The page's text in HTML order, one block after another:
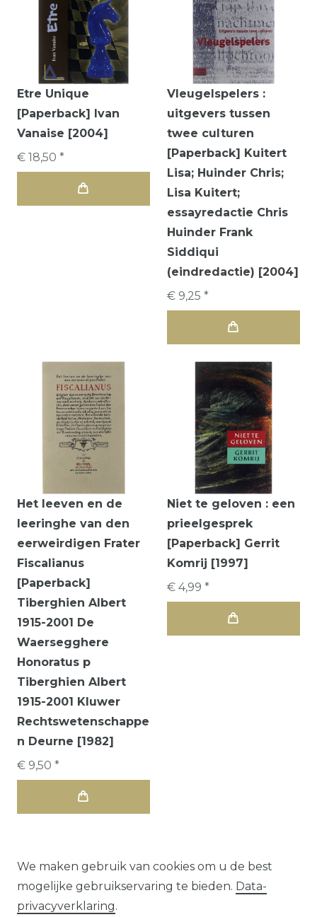
Etre Unique
[Paperback] Ivan
Vanaise [2004]
€ 18,50 *
Vleugelspelers :
uitgevers tussen
twee culturen
[Paperback] Kuitert
Lisa; Huinder Chris;
Lisa Kuitert;
essayredactie Chris
Huinder Frank
Siddiqui
(eindredactie) [2004]
€ 9,25 *
Het leeven en de
leeringhe van den
eerweirdigen Frater
Fiscalianus
[Paperback]
Tiberghien Albert
1915-2001 De
Waersegghere
Honoratus p
Tiberghien Albert
1915-2001 Kluwer
Rechtswetenschappe
n Deurne [1982]
€ 9,50 *
Niet te geloven : een
prieelgesprek
[Paperback] Gerrit
Komrij [1997]
€ 4,99 *
1 2 3
We maken gebruik van cookies om u de best
mogelijke gebruikservaring te bieden. Data­
privacy­verklaring.